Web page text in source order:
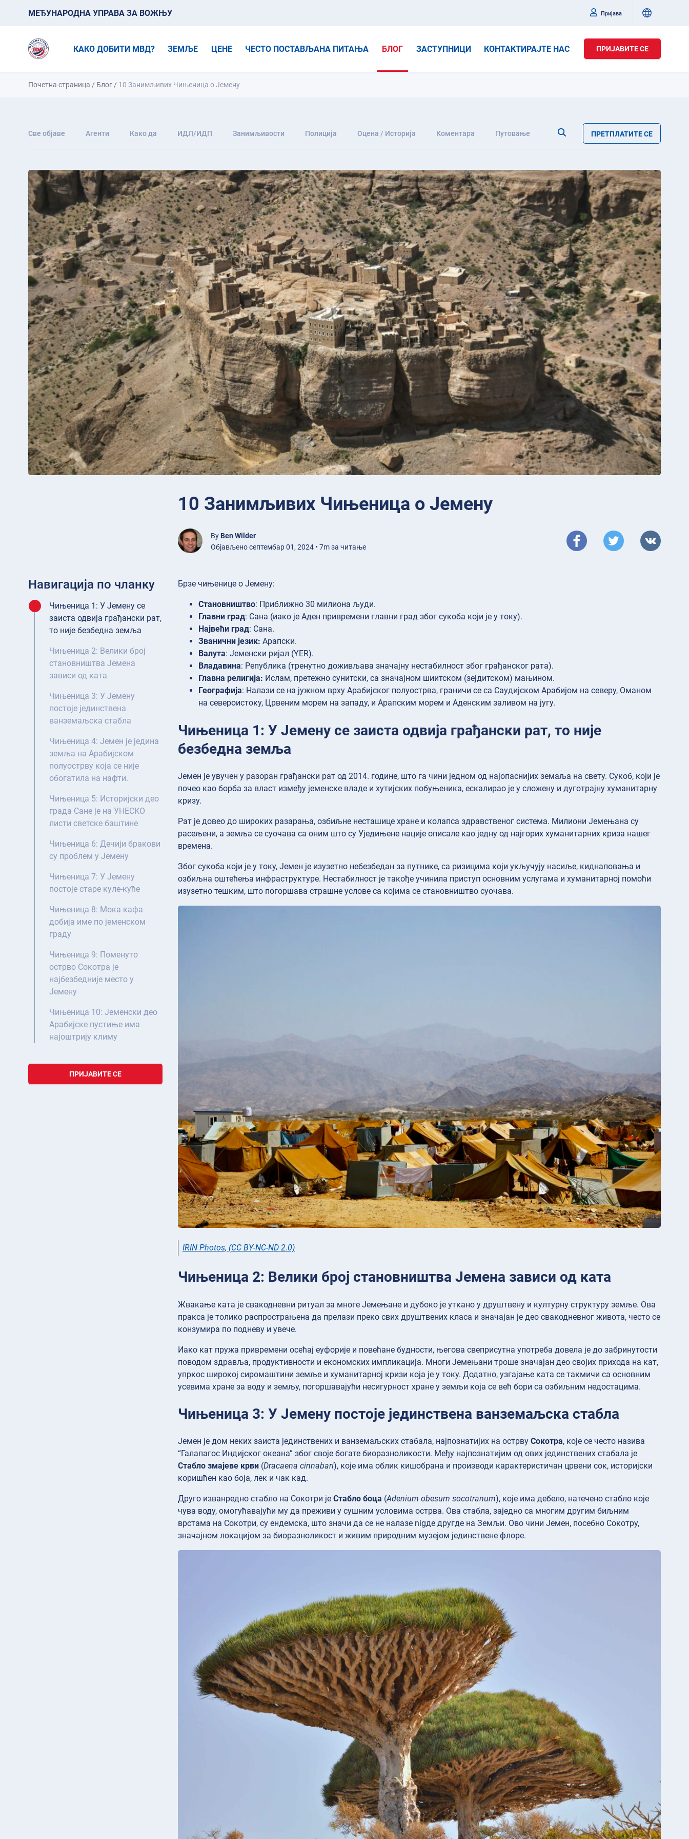
МЕЂУНАРОДНА УПРАВА ЗА ВОЖЊУ Пријава
КАКО ДОБИТИ МВД? ЗЕМЉЕ ЦЕНЕ ЧЕСТО ПОСТАВЉАНА ПИТАЊА БЛОГ ЗАСТУПНИЦИ КОНТАКТИРАЈТЕ НАС ПРИЈАВИТЕ СЕ
Почетна страница / Блог / 10 Занимљивих Чињеница о Јемену
Све објаве Агенти Како да ИДЛ/ИДП Занимљивости Полиција Оцена / Историја Коментара Путовање ПРЕТПЛАТИТЕ СЕ
10 Занимљивих Чињеница о Јемену
By Ben Wilder
Објављено септембар 01, 2024 • 7m за читање
Навигација по чланку
Чињеница 1: У Јемену се
заиста одвија грађански рат,
то није безбедна земља
Чињеница 2: Велики број
становништва Јемена
зависи од ката
Чињеница 3: У Јемену
постоје јединствена
ванземаљска стабла
Чињеница 4: Јемен је једина
земља на Арабијском
полуострву која се није
обогатила на нафти.
Чињеница 5: Историјски део
града Сане је на УНЕСКО
листи светске баштине
Чињеница 6: Дечији бракови
су проблем у Јемену
Чињеница 7: У Јемену
постоје старе куле-куће
Чињеница 8: Мока кафа
добија име по јеменском
граду
Чињеница 9: Поменуто
острво Сокотра је
најбезбедније место у
Јемену
Чињеница 10: Јеменски део
Арабијске пустиње има
најоштрију климу
ПРИЈАВИТЕ СЕ
Брзе чињенице о Јемену:
Становништво: Приближно 30 милиона људи.
Главни град: Сана (иако је Аден привремени главни град због сукоба који је у току).
Највећи град: Сана.
Званични језик: Арапски.
Валута: Јеменски ријал (YER).
Владавина: Република (тренутно доживљава значајну нестабилност због грађанског рата).
Главна религија: Ислам, претежно сунитски, са значајном шиитском (зејдитском) мањином.
Географија: Налази се на јужном врху Арабијског полуострва, граничи се са Саудијском Арабијом на северу, Оманом
на североистоку, Црвеним морем на западу, и Арапским морем и Аденским заливом на југу.
Чињеница 1: У Јемену се заиста одвија грађански рат, то није
безбедна земља
Јемен је увучен у разоран грађански рат од 2014. године, што га чини једном од најопаснијих земаља на свету. Сукоб, који је
почео као борба за власт између јеменске владе и хутијских побуњеника, ескалирао је у сложену и дуготрајну хуманитарну
кризу.
Рат је довео до широких разарања, озбиљне несташице хране и колапса здравственог система. Милиони Јемењана су
расељени, а земља се суочава са оним што су Уједињене нације описале као једну од најгорих хуманитарних криза нашег
времена.
Због сукоба који је у току, Јемен је изузетно небезбедан за путнике, са ризицима који укључују насиље, киднаповања и
озбиљна оштећења инфраструктуре. Нестабилност је такође учинила приступ основним услугама и хуманитарној помоћи
изузетно тешким, што погоршава страшне услове са којима се становништво суочава.
IRIN Photos, (CC BY-NC-ND 2.0)
Чињеница 2: Велики број становништва Јемена зависи од ката
Жвакање ката је свакодневни ритуал за многе Јемењане и дубоко је уткано у друштвену и културну структуру земље. Ова
пракса је толико распрострањена да прелази преко свих друштвених класа и значајан је део свакодневног живота, често се
конзумира по подневу и увече.
Иако кат пружа привремени осећај еуфорије и повећане будности, његова свеприсутна употреба довела је до забринутости
поводом здравља, продуктивности и економских импликација. Многи Јемењани троше значајан део својих прихода на кат,
упркос широкој сиромаштини земље и хуманитарној кризи која је у току. Додатно, узгајање ката се такмичи са основним
усевима хране за воду и земљу, погоршавајући несигурност хране у земљи која се већ бори са озбиљним недостацима.
Чињеница 3: У Јемену постоје јединствена ванземаљска стабла
Јемен је дом неких заиста јединствених и ванземаљских стабала, најпознатијих на острву Сокотра, које се често назива
“Галапагос Индијског океана” због своје богате биоразноликости. Међу најпознатијим од ових јединствених стабала је
Стабло змајеве крви (Dracaena cinnabari), које има облик кишобрана и производи карактеристичан црвени сок, историјски
коришћен као боја, лек и чак кад.
Друго изванредно стабло на Сокотри је Стабло боца (Adenium obesum socotranum), које има дебело, натечено стабло које
чува воду, омогућавајући му да преживи у сушним условима острва. Ова стабла, заједно са многим другим биљним
врстама на Сокотри, су ендемска, што значи да се не налазе nigде другде на Земљи. Ово чини Јемен, посебно Сокотру,
значајном локацијом за биоразноликост и живим природним музејом јединствене флоре.